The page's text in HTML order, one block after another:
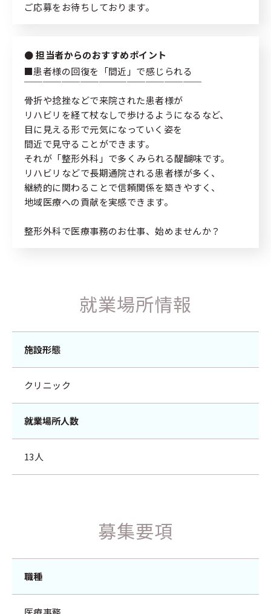
ご応募をお待ちしております。
担当者からのおすすめポイント
■患者様の回復を「間近」で感じられる
￣￣￣￣￣￣￣￣￣￣￣￣￣￣￣￣￣￣￣
骨折や捻挫などで来院された患者様が
リハビリを経て杖なしで歩けるようになるなど、
目に見える形で元気になっていく姿を
間近で見守ることができます。
それが「整形外科」で多くみられる醍醐味です。
リハビリなどで長期通院される患者様が多く、
継続的に関わることで信頼関係を築きやすく、
地域医療への貢献を実感できます。
整形外科で医療事務のお仕事、始めませんか？
就業場所情報
施設形態
クリニック
就業場所人数
13人
募集要項
職種